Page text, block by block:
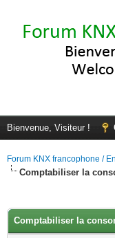
Bienvenue, Visiteur !
Forum KNX francophone /
Comptabiliser la
Comptabiliser la